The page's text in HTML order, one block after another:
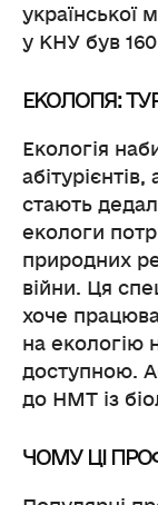
української
у КНУ був
ЕКОЛОГІЯ:
Екологія
стають
екологи
природних
війни. Ця
хоче
на екологію
доступною.
до НМТ із
ЧОМУ ЦІ